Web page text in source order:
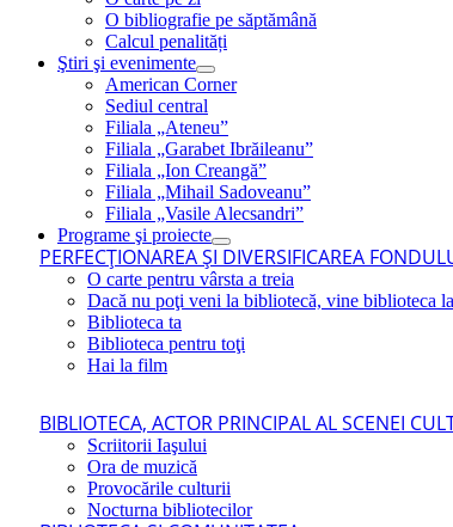
O bibliografie pe săptămână
Calcul penalități
Ştiri şi evenimente
American Corner
Sediul central
Filiala „Ateneu”
Filiala „Garabet Ibrăileanu”
Filiala „Ion Creangă”
Filiala „Mihail Sadoveanu”
Filiala „Vasile Alecsandri”
Programe şi proiecte
PERFECŢIONAREA ŞI DIVERSIFICAREA
O carte pentru vârsta a treia
Dacă nu poţi veni la bibliotecă, vine biblioteca
Biblioteca ta
Biblioteca pentru toţi
Hai la film
BIBLIOTECA, ACTOR PRINCIPAL AL SCENEI
Scriitorii Iaşului
Ora de muzică
Provocările culturii
Nocturna bibliotecilor